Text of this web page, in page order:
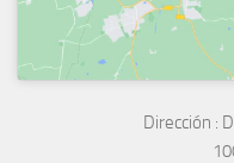
Dirección :